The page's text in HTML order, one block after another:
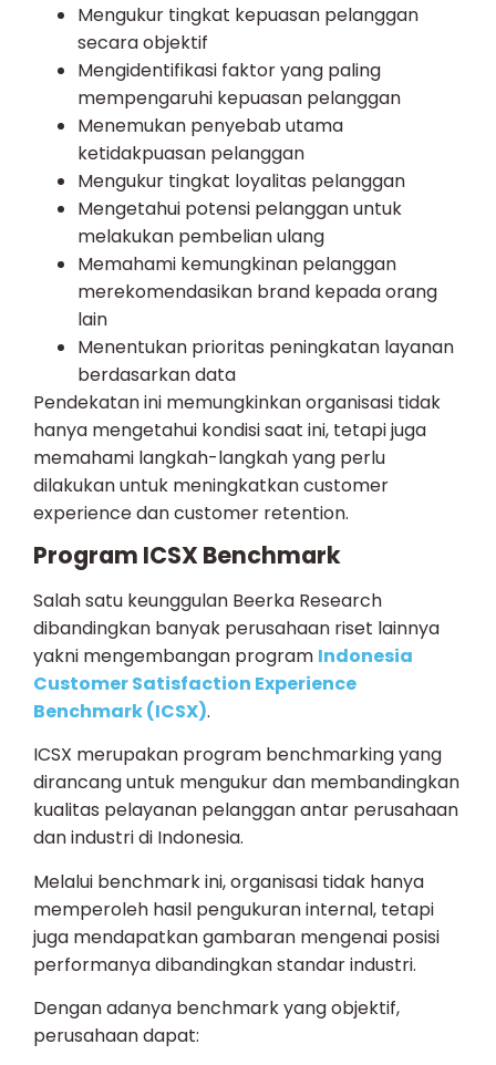
Mengukur tingkat kepuasan pelanggan
secara objektif
Mengidentifikasi faktor yang paling
mempengaruhi kepuasan pelanggan
Menemukan penyebab utama
ketidakpuasan pelanggan
Mengukur tingkat loyalitas pelanggan
Mengetahui potensi pelanggan untuk
melakukan pembelian ulang
Memahami kemungkinan pelanggan
merekomendasikan brand kepada orang
lain
Menentukan prioritas peningkatan layanan
berdasarkan data
Pendekatan ini memungkinkan organisasi tidak
hanya mengetahui kondisi saat ini, tetapi juga
memahami langkah-langkah yang perlu
dilakukan untuk meningkatkan customer
experience dan customer retention.
Program ICSX Benchmark
Salah satu keunggulan Beerka Research
dibandingkan banyak perusahaan riset lainnya
yakni mengembangan program Indonesia
Customer Satisfaction Experience
Benchmark (ICSX).
ICSX merupakan program benchmarking yang
dirancang untuk mengukur dan membandingkan
kualitas pelayanan pelanggan antar perusahaan
dan industri di Indonesia.
Melalui benchmark ini, organisasi tidak hanya
memperoleh hasil pengukuran internal, tetapi
juga mendapatkan gambaran mengenai posisi
performanya dibandingkan standar industri.
Dengan adanya benchmark yang objektif,
perusahaan dapat: